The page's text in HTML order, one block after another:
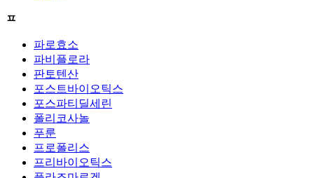
ㅍ
파로효소
파비플로라
판토텐산
포스트바이오틱스
포스파티딜세린
폴리코사놀
푸룬
프로폴리스
프리바이오틱스